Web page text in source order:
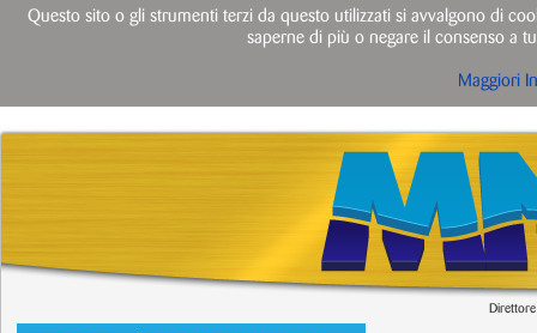
Questo sito o gli strumenti terzi da questo utilizzati si avvalgono di
saperne di più o negare il consenso a
Maggiori